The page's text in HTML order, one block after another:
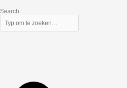
Search